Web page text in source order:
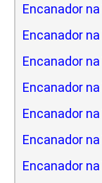
Encanador
Encanador
Encanador
Encanador
Encanador
Encanador
Encanador